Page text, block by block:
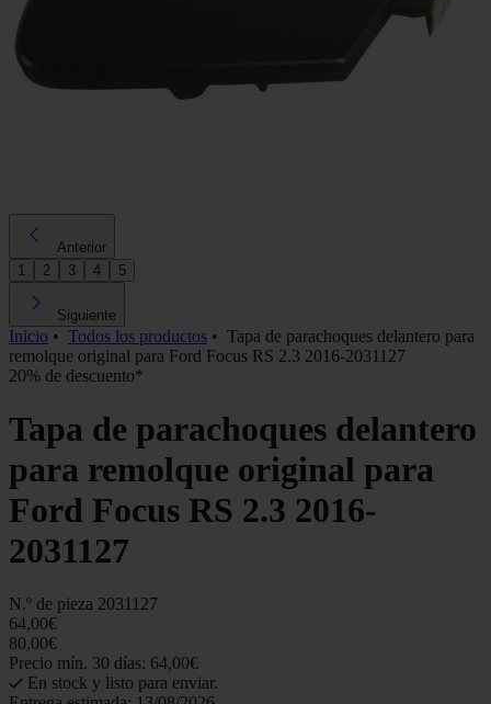
Anterior
1
2 3 4 5
Siguiente
Inicio • Todos los productos • Tapa de parachoques delantero para
remolque original para Ford Focus RS 2.3 2016-2031127
20% de descuento*
Tapa de parachoques delantero
para remolque original para
Ford Focus RS 2.3 2016-
2031127
N.º de pieza 2031127
64,00€
80,00€
Precio mín. 30 días: 64,00€
En stock y listo para enviar.